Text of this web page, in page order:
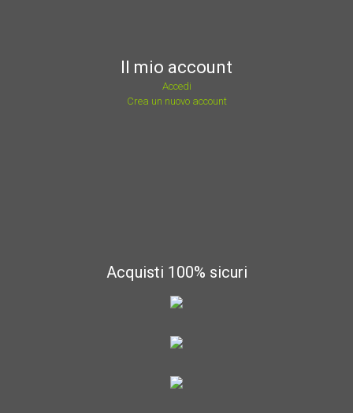
Il mio account
Accedi
Crea un nuovo account
Acquisti 100% sicuri